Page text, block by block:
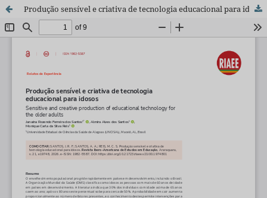
Produção sensível e criativa de tecnologia educacional para idosos